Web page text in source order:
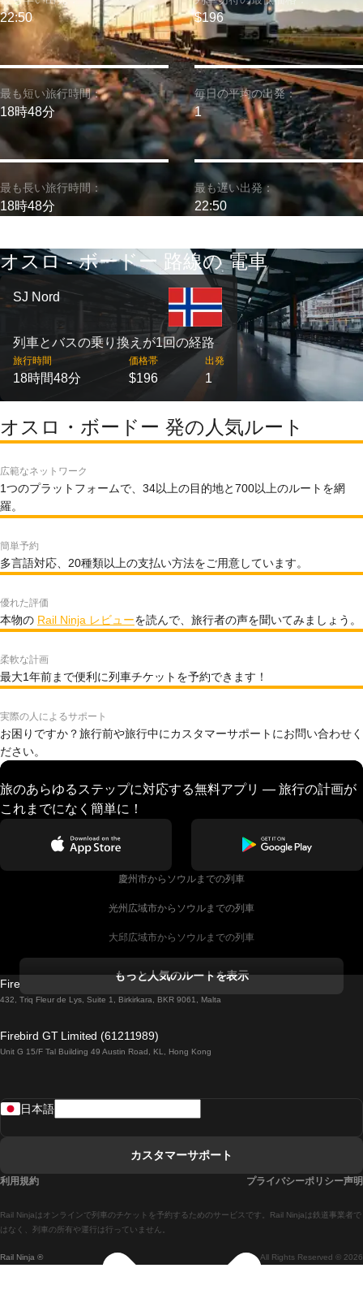
最も短い旅行時間：
18時48分
22:50
最も長い旅行時間：
18時48分
$196
毎日の平均の出発：
1
最も遅い出発：
22:50
オスロ - ボードー 路線の 電車
SJ Nord
列車とバスの乗り換えが1回の経路
旅行時間
18時間48分
価格帯
$196
出発
1
オスロ・ボードー 発の人気ルート
広範なネットワーク
1つのプラットフォームで、34以上の目的地と700以上のルートを網
羅。
簡単予約
多言語対応、20種類以上の支払い方法をご用意しています。
優れた評価
本物の Rail Ninja レビューを読んで、旅行者の声を聞いてみましょう。
柔軟な計画
最大1年前まで便利に列車チケットを予約できます！
実際の人によるサポート
お困りですか？旅行前や旅行中にカスタマーサポートにお問い合わせく
ださい。
旅のあらゆるステップに対応する無料アプリ — 旅行の計画が
これまでになく簡単に！
慶州市からソウルまでの列車
光州広域市からソウルまでの列車
大邱広域市からソウルまでの列車
ダブリンからゴールウェイまでの列車
ローマからナポリまでの列車
マドリードからセビリアまでの列車
マドリードからアリカンテまでの列車
もっと人気のルートを表示
Firebird GT Limited (OC 1451)
432, Triq Fleur de Lys, Suite 1, Birkirkara, BKR 9061, Malta
Firebird GT Limited (61211989)
Unit G 15/F Tal Building 49 Austin Road, KL, Hong Kong
Rail Ninja ® All Rights Reserved © 2026
Rail Ninjaはオンラインで列車のチケットを予約するためのサービスです。Rail Ninjaは鉄道事業者で
はなく、列車の所有や運行は行っていません。
日本語
カスタマーサポート
利用規約 プライバシーポリシー声明